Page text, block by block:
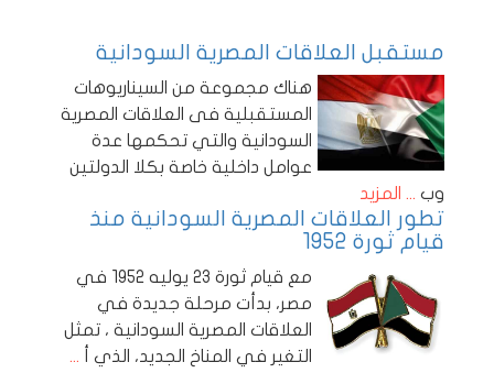
مستقبل العلاقات المصرية السودانية
هناك مجموعة من السيناريوهات
المستقبلية فى العلاقات المصرية
السودانية والتي تحكمها عدة
عوامل داخلية خاصة بكلا الدولتين
وب ... المزيد
تطور العلاقات المصرية السودانية منذ
قيام ثورة 1952
مع قيام ثورة 23 يوليه 1952 في
مصر، بدأت مرحلة جديدة في
العلاقات المصرية السودانية ، تمثل
التغير في المناخ الجديد، الذي أ ...